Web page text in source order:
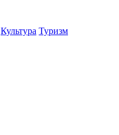
Культура Туризм